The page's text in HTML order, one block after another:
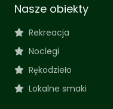
Nasze obiekty
Rekreacja
Noclegi
Rękodzieło
Lokalne smaki